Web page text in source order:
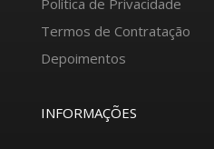
Termos de Contratação
Depoimentos
INFORMAÇÕES